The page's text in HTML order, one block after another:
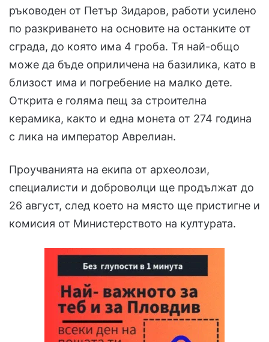
ръководен от Петър Зидаров, работи усилено
по разкриването на основите на останките от
сграда, до която има 4 гроба. Тя най-общо
може да бъде оприличена на базилика, като в
близост има и погребение на малко дете.
Открита е голяма пещ за строителна
керамика, както и една монета от 274 година
с лика на император Аврелиан.
Проучванията на екипа от археолози,
специалисти и доброволци ще продължат до
26 август, след което на място ще пристигне и
комисия от Министерството на културата.